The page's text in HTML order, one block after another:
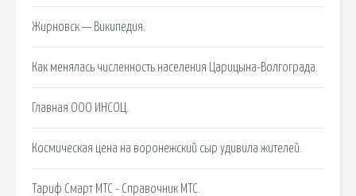
Жирновск — Википедия.
Как менялась численность населения Царицына-Волгограда.
Главная ООО ИНСОЦ.
Космическая цена на воронежский сыр удивила жителей.
Тариф Смарт МТС - Справочник МТС.